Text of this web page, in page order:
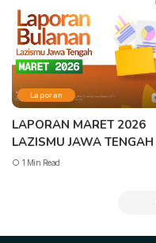
Laporan
LAPORAN MARET 2026
LAZISMU JAWA TENGAH
1 Min Read